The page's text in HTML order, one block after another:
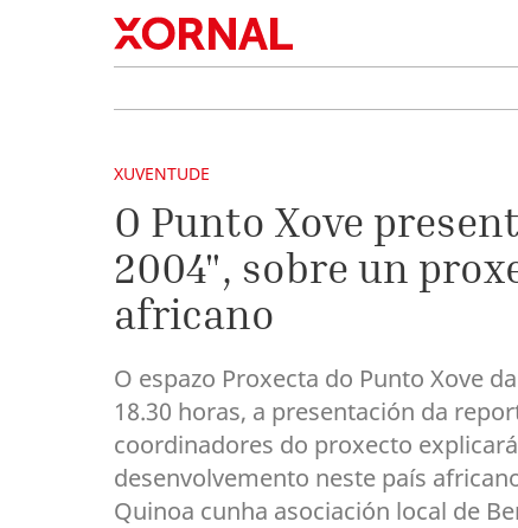
XUVENTUDE
O Punto Xove
2004", sobre un
africano
O espazo Proxecta do Punto Xove
18.30 horas, a presentación da
coordinadores do proxecto
desenvolvemento neste país
Quinoa cunha asociación local de